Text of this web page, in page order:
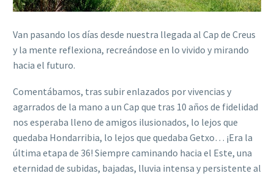
Van pasando los días desde nuestra llegada al Cap de Creus
y la mente reflexiona, recreándose en lo vivido y mirando
hacia el futuro.
Comentábamos, tras subir enlazados por vivencias y
agarrados de la mano a un Cap que tras 10 años de fidelidad
nos esperaba lleno de amigos ilusionados, lo lejos que
quedaba Hondarribia, lo lejos que quedaba Getxo… ¡Era la
última etapa de 36! Siempre caminando hacia el Este, una
eternidad de subidas, bajadas, lluvia intensa y persistente al